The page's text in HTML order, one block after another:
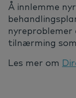
Å innlemme
nyreproblemer
tilnærming
Les mer om